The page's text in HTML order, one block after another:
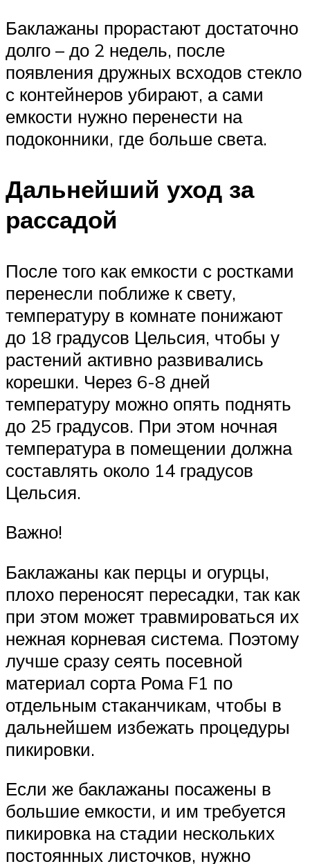
Баклажаны прорастают достаточно
долго – до 2 недель, после
появления дружных всходов стекло
с контейнеров убирают, а сами
емкости нужно перенести на
подоконники, где больше света.
Дальнейший уход за
рассадой
После того как емкости с ростками
перенесли поближе к свету,
температуру в комнате понижают
до 18 градусов Цельсия, чтобы у
растений активно развивались
корешки. Через 6-8 дней
температуру можно опять поднять
до 25 градусов. При этом ночная
температура в помещении должна
составлять около 14 градусов
Цельсия.
Важно!
Баклажаны как перцы и огурцы,
плохо переносят пересадки, так как
при этом может травмироваться их
нежная корневая система. Поэтому
лучше сразу сеять посевной
материал сорта Рома F1 по
отдельным стаканчикам, чтобы в
дальнейшем избежать процедуры
пикировки.
Если же баклажаны посажены в
большие емкости, и им требуется
пикировка на стадии нескольких
постоянных листочков, нужно